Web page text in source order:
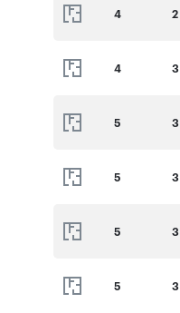
4 2
4 3
5 3
5 3
5 3
5 3